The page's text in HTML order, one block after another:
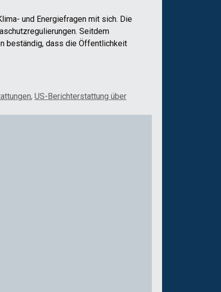
und Energiefragen mit sich. Die
Seitdem
beständig, dass die Öffentlichkeit
, US-Berichterstattung über